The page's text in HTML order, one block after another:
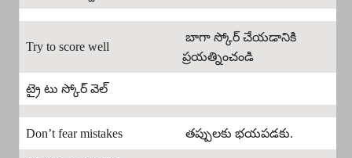
Try to score well
బాగా స్కోర్ చేయడానికి
ప్రయత్నించండి
ట్రై టు స్కోర్ వెల్
Don’t fear mistakes తప్పులకు భయపడకు.